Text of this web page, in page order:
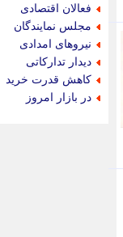
فعالان اقتصادی
مجلس نمایندگان
نیروهای امدادی
دیدار تدارکاتی
کاهش قدرت خرید
در بازار امروز